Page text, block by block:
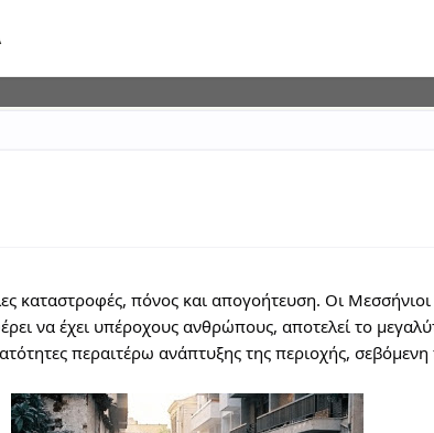
καταστροφές, πόνος και απογοήτευση. Οι
να έχει υπέροχους ανθρώπους, αποτελεί το
περαιτέρω ανάπτυξης της περιοχής,
services and to analyze traffic. Your IP address and